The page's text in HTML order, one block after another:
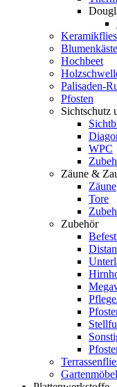
Hochbeet
Palisaden-
Pfosten
Sichtschutz
WPC
Zäune &
Zäune
Tore
Zubehör
Gartenmöbel